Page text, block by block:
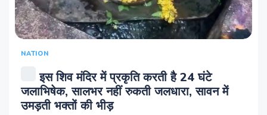
NATION
इस शिव मंदिर में प्रकृति करती है 24 घंटे
जलाभिषेक, सालभर नहीं रुकती जलधारा, सावन में
उमड़ती भक्तों की भीड़